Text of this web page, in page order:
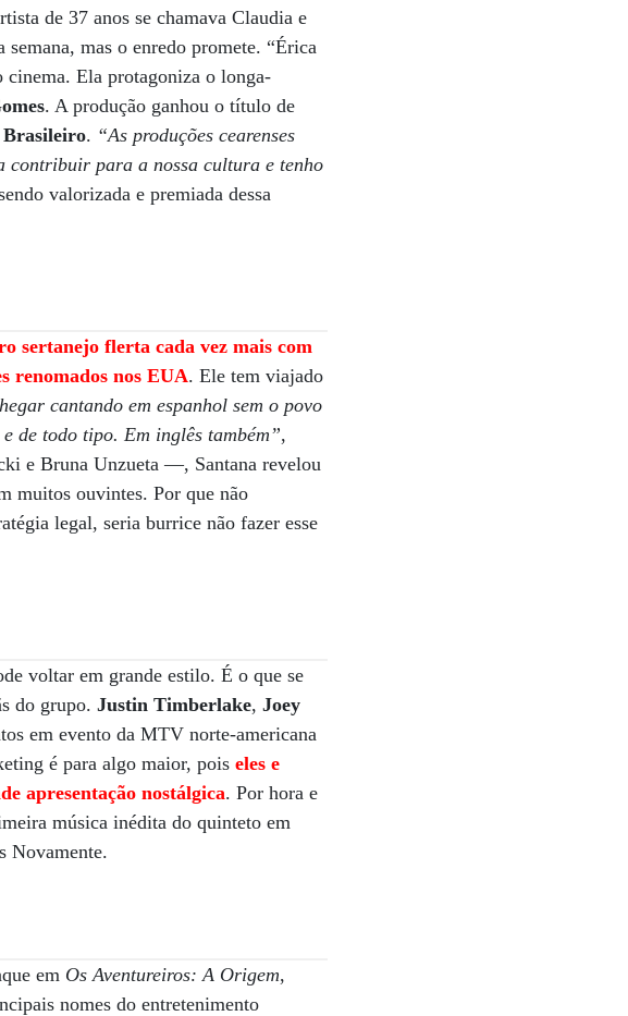
de 37 anos se chamava Claudia e
mas o enredo promete. “Érica
Ela protagoniza o longa-
. A produção ganhou o título de
Brasileiro. “As produções cearenses
contribuir para a nossa cultura e tenho
valorizada e premiada dessa
sertanejo flerta cada vez mais com
renomados nos EUA. Ele tem viajado
cantando em espanhol sem o povo
de todo tipo. Em inglês também”,
e Bruna Unzueta —, Santana revelou
muitos ouvintes. Por que não
legal, seria burrice não fazer esse
voltar em grande estilo. É o que se
do grupo.Justin Timberlake, Joey
em evento da MTV norte-americana
é para algo maior, poiseles e
apresentação nostálgica. Por hora e
música inédita do quinteto em
Novamente.
em Os Aventureiros: A Origem,
nomes do entretenimento